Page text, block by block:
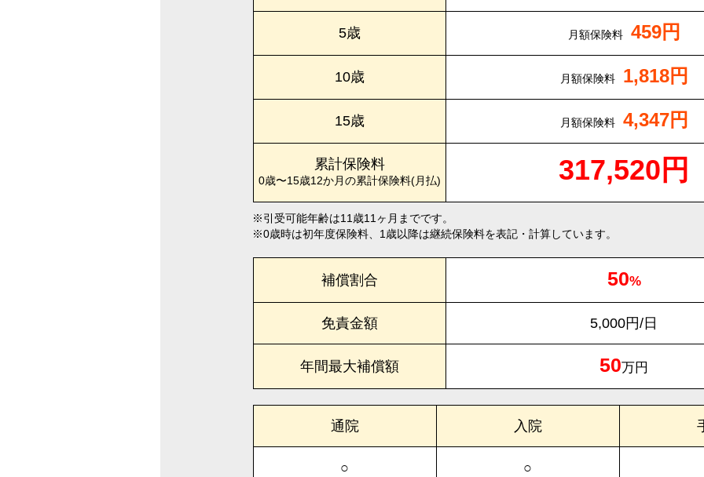
5歳 月額保険料 459円
10歳 月額保険料 1,818円
15歳 月額保険料 4,347円
累計保険料
0歳〜15歳12か月 の累計保険料(月払) 317,520円
引受可能年齢は11歳11ヶ月までです。
0歳時は初年度保険料、1歳以降は継続保険料を表記・計算しています。
補償割合 50%
免責金額 5,000円/日
年間最大補償額 50万円
通院 入院
○ ○